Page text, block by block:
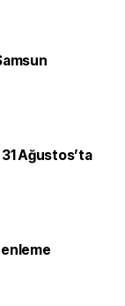
Ağustos’ta